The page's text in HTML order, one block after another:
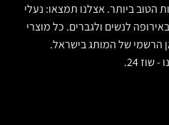
הטוב ביותר. אצלנו תמצאו: נעלי
לנשים ולגברים. כל מוצרי
הרשמי של המותג בישראל.
24.